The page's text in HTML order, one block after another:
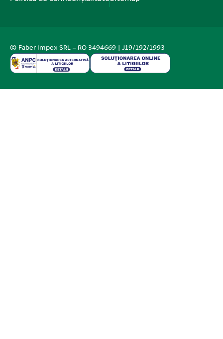
© Faber Impex SRL – RO 3494669 | J19/192/1993